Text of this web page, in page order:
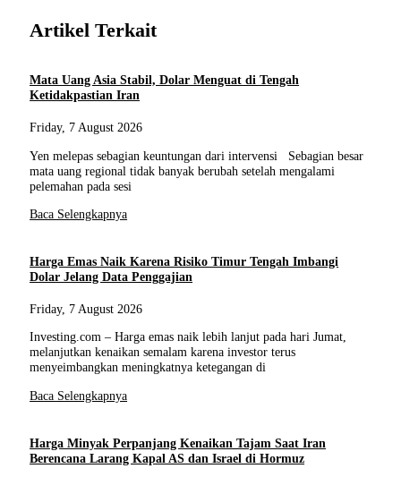
Artikel Terkait
Mata Uang Asia Stabil, Dolar Menguat di Tengah
Ketidakpastian Iran
Friday, 7 August 2026
Yen melepas sebagian keuntungan dari intervensi Sebagian besar
mata uang regional tidak banyak berubah setelah mengalami
pelemahan pada sesi
Baca Selengkapnya
Harga Emas Naik Karena Risiko Timur Tengah Imbangi
Dolar Jelang Data Penggajian
Friday, 7 August 2026
Investing.com – Harga emas naik lebih lanjut pada hari Jumat,
melanjutkan kenaikan semalam karena investor terus
menyeimbangkan meningkatnya ketegangan di
Baca Selengkapnya
Harga Minyak Perpanjang Kenaikan Tajam Saat Iran
Berencana Larang Kapal AS dan Israel di Hormuz